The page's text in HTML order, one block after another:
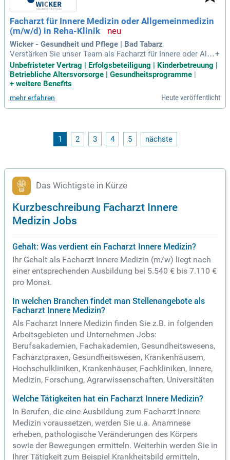
s Ihnen, sich voll und ganz auf Ihre ärztlichen Tätigkeiten zu
konzentrieren.
Facharzt für Innere Medizin oder Allgemeinmedizin
(m/w/d) in Reha-Klinik
Wicker - Gesundheit und Pflege | Bad Tabarz
Verstärken Sie unser Team als Facharzt für Innere oder Allg
emeinmedizin (m/w/d) in Thüringen. Genießen Sie die idyllis
che Lage zwischen Erfurt und Eisenach am Thüringer Wald.
In dieser unbefristeten Voll- oder Teilzeitanstellung betreue
3-4 Wochen. Ihre Aufgaben umfassen Diagnostik, Behandlun
gspläne und interdisziplinäre Zusammenarbeit. Wir suchen
meinmedizin. Bewerben Sie sich jetzt und gestalten Sie die
Zukunft der Patientenversorgung aktiv mit!
+
Unbefristeter Vertrag | Erfolgsbeteiligung | Kinderbetreuung |
Betriebliche Altersvorsorge | Gesundheitsprogramme
+ weitere Benefits
mehr erfahren Heute veröffentlicht
1 2 3 4 5 nächste
Das Wichtigste in Kürze
Kurzbeschreibung Facharzt Innere
Medizin Jobs
Gehalt: Was verdient ein Facharzt Innere Medizin?
Ihr Gehalt als Facharzt Innere Medizin (m/w) liegt nach
einer entsprechenden Ausbildung bei 5.540 € bis 7.110 €
pro Monat.
In welchen Branchen findet man Stellenangebote als
Facharzt Innere Medizin?
Als Facharzt Innere Medizin finden Sie z.B. in folgenden
Arbeitsgebieten und Unternehmen Jobs:
Berufsakademien, Fachakademien, Gesundheitswesens,
Facharztpraxen, Gesundheitswesen, Krankenhäusern,
Hochschulkliniken, Krankenhäuser, Fachkliniken, Innere,
Medizin, Forschung, Agrarwissenschaften, Universitäten
Welche Tätigkeiten hat ein Facharzt Innere Medizin?
In Berufen, die eine Ausbildung zum Facharzt Innere
Medizin voraussetzen, werden Sie u.a. Anamnese
erheben, pathologische Veränderungen des Körpers
sowie der Bewegungen ermitteln. Weiterhin werden Sie in
Ihrer Tätigkeit zum Beispiel Krankheitsbild ermitteln,